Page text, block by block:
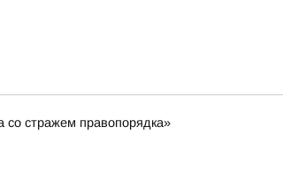
со стражем правопорядка»